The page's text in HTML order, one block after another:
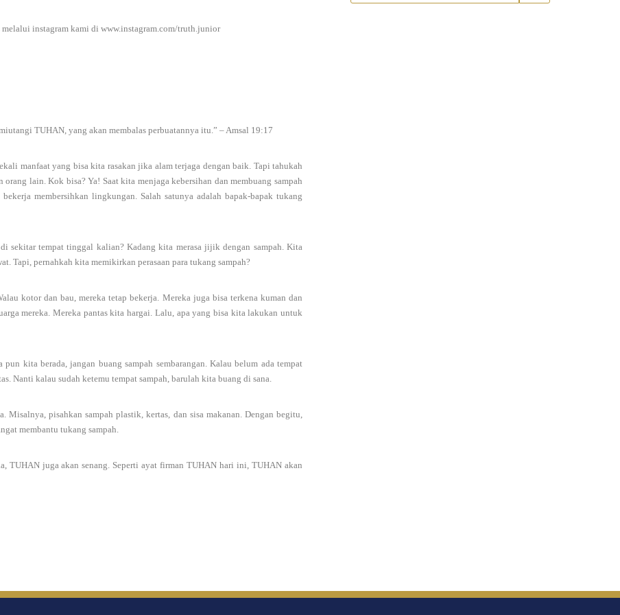
instagram kami di www.instagram.com/truth.junior
TUHAN, yang akan membalas perbuatannya itu.” – Amsal 19:17
manfaat yang bisa kita rasakan jika alam terjaga dengan baik. Tapi tahukah
lain. Kok bisa? Ya! Saat kita menjaga kebersihan dan membuang sampah
membersihkan lingkungan. Salah satunya adalah bapak-bapak tukang
sekitar tempat tinggal kalian? Kadang kita merasa jijik dengan sampah. Kita
Tapi, pernahkah kita memikirkan perasaan para tukang sampah?
kotor dan bau, mereka tetap bekerja. Mereka juga bisa terkena kuman dan
mereka. Mereka pantas kita hargai. Lalu, apa yang bisa kita lakukan untuk
kita berada, jangan buang sampah sembarangan. Kalau belum ada tempat
Nanti kalau sudah ketemu tempat sampah, barulah kita buang di sana.
Misalnya, pisahkan sampah plastik, kertas, dan sisa makanan. Dengan begitu,
membantu tukang sampah.
TUHAN juga akan senang. Seperti ayat firman TUHAN hari ini, TUHAN akan